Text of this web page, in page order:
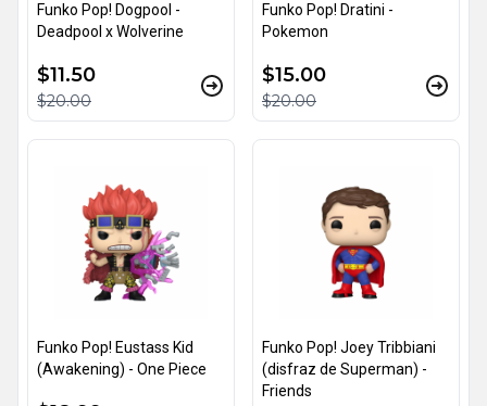
Funko Pop! Dogpool -
Deadpool x Wolverine
$11.50
$20.00
Funko Pop! Dratini -
Pokemon
$15.00
$20.00
Funko Pop! Eustass Kid
(Awakening) - One Piece
Funko Pop! Joey Tribbiani
(disfraz de Superman) -
Friends